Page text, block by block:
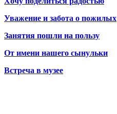
Уважение и забота о пожилых
Занятия пошли на пользу
От имени нашего сынульки
Встреча в музее